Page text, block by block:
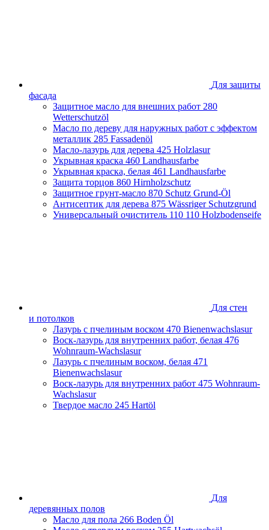
Калининградская область
Калужская область
Кировская область
Краснодарский край
Красноярский край
Липецкая область
Москва и Московская область
Нижегородская область
Новосибирская область
Оренбургская область
Пензенская облась
Пермский край
Приморский край
Свердловская область
Смоленская область
Ставропольский край
Тамбовская область
Тверская область
Тульская область
Тюменская область
Удмуртская Республика
Хабаровский край
Для защиты
фасада
Защитное масло для внешних работ 280
Wetterschutzöl
Масло по дереву для наружных работ с эффектом
металлик 285 Fassadenöl
Масло-лазурь для дерева 425 Holzlasur
Укрывная краска 460 Landhausfarbe
Укрывная краска, белая 461 Landhausfarbe
Защита торцов 860 Hirnholzschutz
Защитное грунт-масло 870 Schutz Grund-Öl
Антисептик для дерева 875 Wässriger Schutzgrund
Универсальный очиститель 110 110 Holzbodenseife
Для стен
и потолков
Лазурь с пчелиным воском 470 Bienenwachslasur
Воск-лазурь для внутренних работ, белая 476
Wohnraum-Wachslasur
Лазурь с пчелиным воском, белая 471
Bienenwachslasur
Воск-лазурь для внутренних работ 475 Wohnraum-
Wachslasur
Твердое масло 245 Hartöl
Для
деревянных полов
Масло для пола 266 Boden Öl